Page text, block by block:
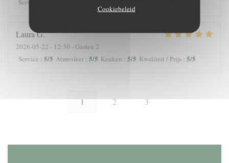
Cookiebeleid
Service
: Kwaliteit / Prijs
LauraG
2026-05-22 - 12:30 - Gasten 2
Service : 5/5 Atmosfeer : 5/5 Keuken : 5/5 Kwaliteit / Prijs : 5/5
1 2 3